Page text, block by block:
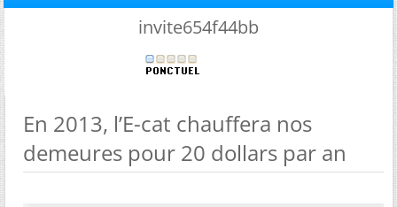
invite654f44bb
En 2013, l’E-cat chauffera nos
demeures pour 20 dollars par an